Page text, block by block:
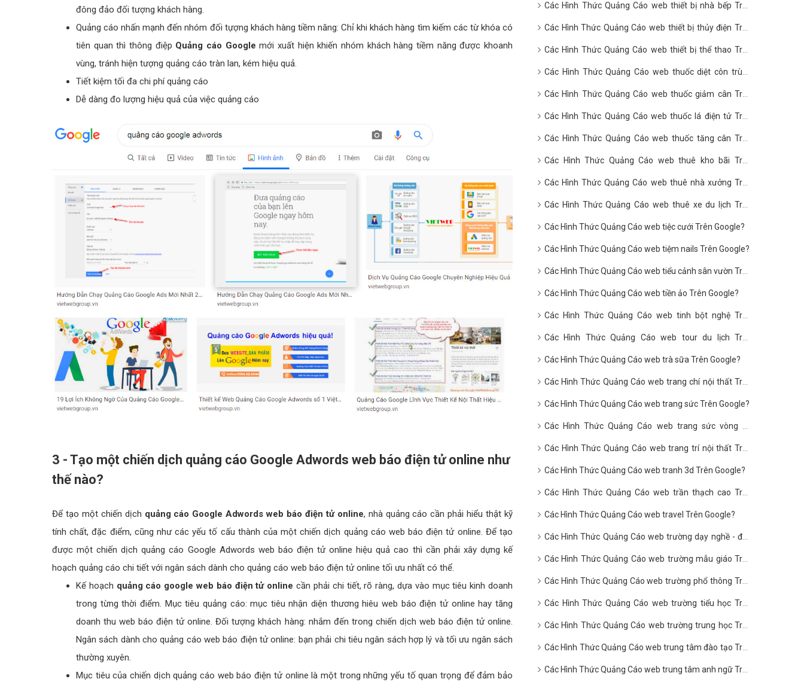
đông đảo đối tượng khách hàng.
Quảng cáo nhấn mạnh đến nhóm đối tựợng khách hàng tiềm năng: Chỉ khi khách hàng tìm kiếm các từ khóa có
tiên quan thì thông điệp Quảng cáo Google mới xuất hiện khiến nhóm khách hàng tiềm năng được khoanh
vùng, tránh hiện tượng quảng cáo tràn lan, kém hiệu quả.
Tiết kiệm tối đa chi phí quảng cáo
Dễ dàng đo lượng hiệu quả của việc quảng cáo
3 - Tạo một chiến dịch quảng cáo Google Adwords web báo điện tử online như
thế nào?
Để tạo một chiến dịch quảng cáo Google Adwords web báo điện tử online, nhà quảng cáo cần phải hiểu thật kỹ
tính chất, đặc điểm, cũng như các yếu tố cấu thành của một chiến dịch quảng cáo web báo điện tử online. Để tạo
được một chiến dịch quảng cáo Google Adwords web báo điện tử online hiệu quả cao thì cần phải xây dựng kế
hoạch quảng cáo chi tiết với ngân sách dành cho quảng cáo web báo điện tử online tối ưu nhất có thể.
Kế hoạch quảng cáo google web báo điện tử online cần phải chi tiết, rõ ràng, dựa vào mục tiêu kinh doanh
trong từng thời điểm. Mục tiêu quảng cáo: mục tiêu nhận diện thương hiêu web báo điện tử online hay tăng
doanh thu web báo điện tử online. Đối tượng khách hàng: nhắm đến trong chiến dịch web báo điện tử online.
Ngân sách dành cho quảng cáo web báo điện tử online: bạn phải chi tiêu ngân sách hợp lý và tối ưu ngân sách
thường xuyên.
Mục tiêu của chiến dịch quảng cáo web báo điện tử online là một trong những yếu tố quan trọng để đảm bảo
Các Hình Thức Quảng Cáo web thiết bị nhà bếp Trên
Google?
Các Hình Thức Quảng Cáo web thiết bị thủy điện Trên
Google?
Các Hình Thức Quảng Cáo web thiết bị thể thao Trên
Google?
Các Hình Thức Quảng Cáo web thuốc diệt côn trùng
Trên Google?
Các Hình Thức Quảng Cáo web thuốc giảm cân Trên
Google?
Các Hình Thức Quảng Cáo web thuốc lá điện tử Trên
Google?
Các Hình Thức Quảng Cáo web thuốc tăng cân Trên
Google?
Các Hình Thức Quảng Cáo web thuê kho bãi Trên
Google?
Các Hình Thức Quảng Cáo web thuê nhà xưởng Trên
Google?
Các Hình Thức Quảng Cáo web thuê xe du lịch Trên
Google?
Các Hình Thức Quảng Cáo web tiệc cưới Trên Google?
Các Hình Thức Quảng Cáo web tiệm nails Trên Google?
Các Hình Thức Quảng Cáo web tiểu cảnh sân vườn Trên
Google?
Các Hình Thức Quảng Cáo web tiền ảo Trên Google?
Các Hình Thức Quảng Cáo web tinh bột nghệ Trên
Google?
Các Hình Thức Quảng Cáo web tour du lịch Trên
Google?
Các Hình Thức Quảng Cáo web trà sữa Trên Google?
Các Hình Thức Quảng Cáo web trang chí nội thất Trên
Google?
Các Hình Thức Quảng Cáo web trang sức Trên Google?
Các Hình Thức Quảng Cáo web trang sức vòng hổ
phách Trên Google?
Các Hình Thức Quảng Cáo web trang trí nội thất Trên
Google?
Các Hình Thức Quảng Cáo web tranh 3d Trên Google?
Các Hình Thức Quảng Cáo web trần thạch cao Trên
Google?
Các Hình Thức Quảng Cáo web travel Trên Google?
Các Hình Thức Quảng Cáo web trường dạy nghề - đào
tạo nghề Trên Google?
Các Hình Thức Quảng Cáo web trường mẫu giáo Trên
Google?
Các Hình Thức Quảng Cáo web trường phổ thông Trên
Google?
Các Hình Thức Quảng Cáo web trường tiểu học Trên
Google?
Các Hình Thức Quảng Cáo web trường trung học Trên
Google?
Các Hình Thức Quảng Cáo web trung tâm đào tạo Trên
Google?
Các Hình Thức Quảng Cáo web trung tâm anh ngữ Trên